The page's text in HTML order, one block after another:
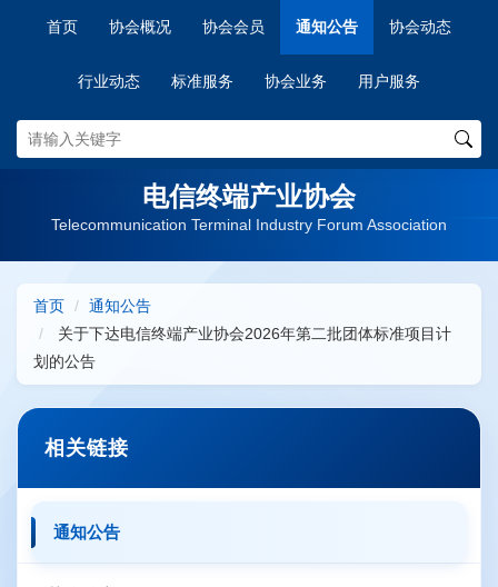
首页 协会概况 协会会员 通知公告 协会动态
行业动态 标准服务 协会业务 用户服务
电信终端产业协会
Telecommunication Terminal Industry Forum Association
首页
通知公告
关于下达电信终端产业协会2026年第二批团体标准项目计
划的公告
相关链接
通知公告